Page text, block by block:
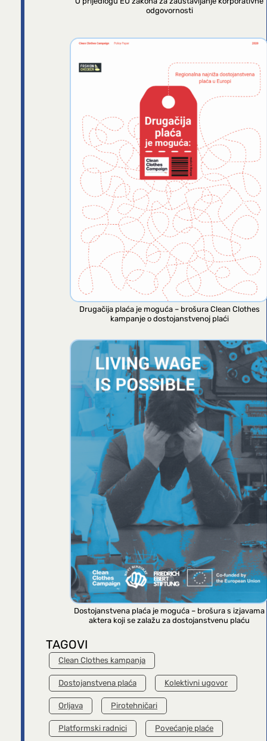
odgovornosti
Drugačija plaća je moguća – brošura Clean Clothes
kampanje o dostojanstvenoj plaći
Dostojanstvena plaća je moguća – brošura s izjavama
aktera koji se zalažu za dostojanstvenu plaću
TAGOVI
Clean Clothes kampanja
Dostojanstvena plaća Kolektivni ugovor
Orljava Pirotehničari
Platformski radnici Povećanje plaće